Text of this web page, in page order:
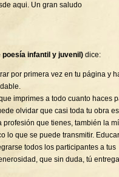
aqui. Un gran saludo
infantil y juvenil) dice:
por primera vez en tu página y
imprimes a todo cuanto haces
olvidar que casi toda tu obra
profesión que tienes, también la
lo que se puede transmitir.
todos los participantes a tus
que sin duda, tú